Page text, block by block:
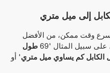
إلى ميل متري
وقت ممكن، من الأفضل
على سبيل المثال '69
طول
الكابل كم يساوي ميل متري' أو